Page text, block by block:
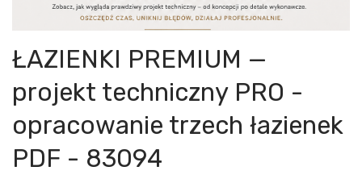
ŁAZIENKI PREMIUM —
projekt techniczny PRO -
opracowanie trzech łazienek
PDF - 83094